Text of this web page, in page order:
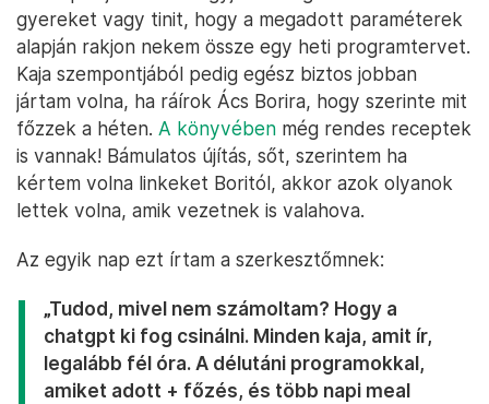
gyereket vagy tinit, hogy a megadott paraméterek
alapján rakjon nekem össze egy heti programtervet.
Kaja szempontjából pedig egész biztos jobban
jártam volna, ha ráírok Ács Borira, hogy szerinte mit
főzzek a héten. A könyvében még rendes receptek
is vannak! Bámulatos újítás, sőt, szerintem ha
kértem volna linkeket Boritól, akkor azok olyanok
lettek volna, amik vezetnek is valahova.
Az egyik nap ezt írtam a szerkesztőmnek:
„Tudod, mivel nem számoltam? Hogy a
chatgpt ki fog csinálni. Minden kaja, amit ír,
legalább fél óra. A délutáni programokkal,
amiket adott + főzés, és több napi meal